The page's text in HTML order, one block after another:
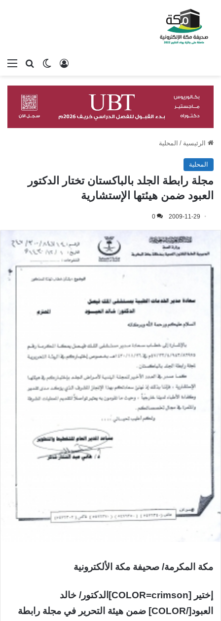
بحثالوضع
تسجيل الدخول
الرئيسية / المحلية
المحلية
مجلة رابطة الجلد بالباكستان تختار الدكتور
العبود ضمن هيئتها الإستشارية
2009-11-29
0
مكة المكرمة/ صحيفة مكة الألكترونية
إختير [COLOR=crimson]الدكتور/ خالد
العبود[/COLOR] ضمن هيئة التحرير في مجلة رابطة